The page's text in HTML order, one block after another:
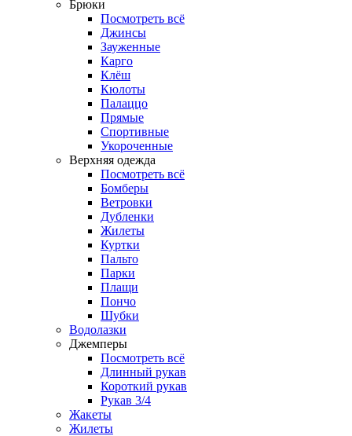
Брюки
Посмотреть всё
Джинсы
Зауженные
Карго
Клёш
Кюлоты
Палаццо
Прямые
Спортивные
Укороченные
Верхняя одежда
Посмотреть всё
Бомберы
Ветровки
Дубленки
Жилеты
Куртки
Пальто
Парки
Плащи
Пончо
Шубки
Водолазки
Джемперы
Посмотреть всё
Длинный рукав
Короткий рукав
Рукав 3/4
Жакеты
Жилеты